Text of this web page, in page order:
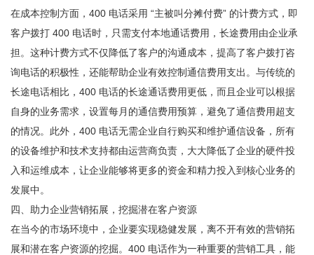
在成本控制方面，400 电话采用 “主被叫分摊付费” 的计费方式，即
客户拨打 400 电话时，只需支付本地通话费用，长途费用由企业承
担。这种计费方式不仅降低了客户的沟通成本，提高了客户拨打咨
询电话的积极性，还能帮助企业有效控制通信费用支出。与传统的
长途电话相比，400 电话的长途通话费用更低，而且企业可以根据
自身的业务需求，设置每月的通信费用预算，避免了通信费用超支
的情况。此外，400 电话无需企业自行购买和维护通信设备，所有
的设备维护和技术支持都由运营商负责，大大降低了企业的硬件投
入和运维成本，让企业能够将更多的资金和精力投入到核心业务的
发展中。
四、助力企业营销拓展，挖掘潜在客户资源
在当今的市场环境中，企业要实现稳健发展，离不开有效的营销拓
展和潜在客户资源的挖掘。400 电话作为一种重要的营销工具，能